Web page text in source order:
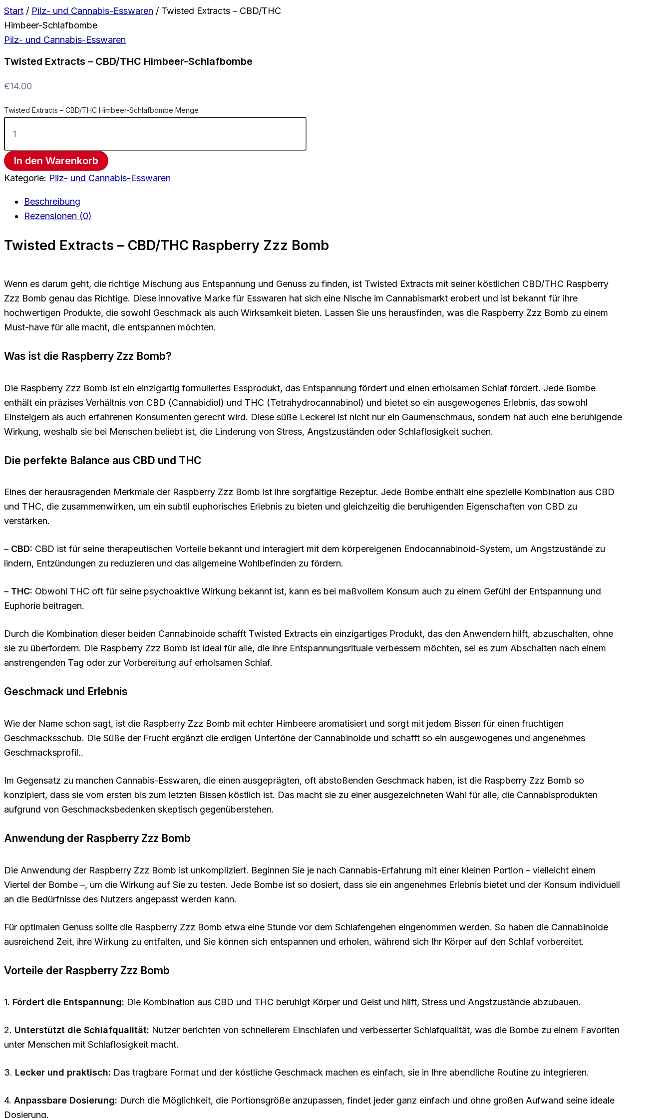
Start / Pilz- und Cannabis-Esswaren / Twisted Extracts – CBD/THC
Himbeer-Schlafbombe
Pilz- und Cannabis-Esswaren
Twisted Extracts – CBD/THC Himbeer-Schlafbombe
€14.00
Twisted Extracts – CBD/THC Himbeer-Schlafbombe Menge
In den Warenkorb
Kategorie: Pilz- und Cannabis-Esswaren
Beschreibung
Rezensionen (0)
Twisted Extracts – CBD/THC Raspberry Zzz Bomb
Wenn es darum geht, die richtige Mischung aus Entspannung und Genuss zu finden, ist Twisted Extracts mit seiner köstlichen CBD/THC Raspberry
Zzz Bomb genau das Richtige. Diese innovative Marke für Esswaren hat sich eine Nische im Cannabismarkt erobert und ist bekannt für ihre
hochwertigen Produkte, die sowohl Geschmack als auch Wirksamkeit bieten. Lassen Sie uns herausfinden, was die Raspberry Zzz Bomb zu einem
Must-have für alle macht, die entspannen möchten.
Was ist die Raspberry Zzz Bomb?
Die Raspberry Zzz Bomb ist ein einzigartig formuliertes Essprodukt, das Entspannung fördert und einen erholsamen Schlaf fördert. Jede Bombe
enthält ein präzises Verhältnis von CBD (Cannabidiol) und THC (Tetrahydrocannabinol) und bietet so ein ausgewogenes Erlebnis, das sowohl
Einsteigern als auch erfahrenen Konsumenten gerecht wird. Diese süße Leckerei ist nicht nur ein Gaumenschmaus, sondern hat auch eine beruhigende
Wirkung, weshalb sie bei Menschen beliebt ist, die Linderung von Stress, Angstzuständen oder Schlaflosigkeit suchen.
Die perfekte Balance aus CBD und THC
Eines der herausragenden Merkmale der Raspberry Zzz Bomb ist ihre sorgfältige Rezeptur. Jede Bombe enthält eine spezielle Kombination aus CBD
und THC, die zusammenwirken, um ein subtil euphorisches Erlebnis zu bieten und gleichzeitig die beruhigenden Eigenschaften von CBD zu
verstärken.
– CBD: CBD ist für seine therapeutischen Vorteile bekannt und interagiert mit dem körpereigenen Endocannabinoid-System, um Angstzustände zu
lindern, Entzündungen zu reduzieren und das allgemeine Wohlbefinden zu fördern.
– THC: Obwohl THC oft für seine psychoaktive Wirkung bekannt ist, kann es bei maßvollem Konsum auch zu einem Gefühl der Entspannung und
Euphorie beitragen.
Durch die Kombination dieser beiden Cannabinoide schafft Twisted Extracts ein einzigartiges Produkt, das den Anwendern hilft, abzuschalten, ohne
sie zu überfordern. Die Raspberry Zzz Bomb ist ideal für alle, die ihre Entspannungsrituale verbessern möchten, sei es zum Abschalten nach einem
anstrengenden Tag oder zur Vorbereitung auf erholsamen Schlaf.
Geschmack und Erlebnis
Wie der Name schon sagt, ist die Raspberry Zzz Bomb mit echter Himbeere aromatisiert und sorgt mit jedem Bissen für einen fruchtigen
Geschmacksschub. Die Süße der Frucht ergänzt die erdigen Untertöne der Cannabinoide und schafft so ein ausgewogenes und angenehmes
Geschmacksprofil..
Im Gegensatz zu manchen Cannabis-Esswaren, die einen ausgeprägten, oft abstoßenden Geschmack haben, ist die Raspberry Zzz Bomb so
konzipiert, dass sie vom ersten bis zum letzten Bissen köstlich ist. Das macht sie zu einer ausgezeichneten Wahl für alle, die Cannabisprodukten
aufgrund von Geschmacksbedenken skeptisch gegenüberstehen.
Anwendung der Raspberry Zzz Bomb
Die Anwendung der Raspberry Zzz Bomb ist unkompliziert. Beginnen Sie je nach Cannabis-Erfahrung mit einer kleinen Portion – vielleicht einem
Viertel der Bombe –, um die Wirkung auf Sie zu testen. Jede Bombe ist so dosiert, dass sie ein angenehmes Erlebnis bietet und der Konsum individuell
an die Bedürfnisse des Nutzers angepasst werden kann.
Für optimalen Genuss sollte die Raspberry Zzz Bomb etwa eine Stunde vor dem Schlafengehen eingenommen werden. So haben die Cannabinoide
ausreichend Zeit, ihre Wirkung zu entfalten, und Sie können sich entspannen und erholen, während sich Ihr Körper auf den Schlaf vorbereitet.
Vorteile der Raspberry Zzz Bomb
1. Fördert die Entspannung: Die Kombination aus CBD und THC beruhigt Körper und Geist und hilft, Stress und Angstzustände abzubauen.
2. Unterstützt die Schlafqualität: Nutzer berichten von schnellerem Einschlafen und verbesserter Schlafqualität, was die Bombe zu einem Favoriten
unter Menschen mit Schlaflosigkeit macht.
3. Lecker und praktisch: Das tragbare Format und der köstliche Geschmack machen es einfach, sie in Ihre abendliche Routine zu integrieren.
4. Anpassbare Dosierung: Durch die Möglichkeit, die Portionsgröße anzupassen, findet jeder ganz einfach und ohne großen Aufwand seine ideale
Dosierung.